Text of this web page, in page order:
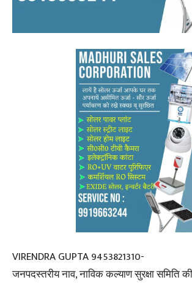
VIRENDRA GUPTA 9453821310-
जनपदस्तरीय नाव, नाविक कल्याण सुरक्षा समिति